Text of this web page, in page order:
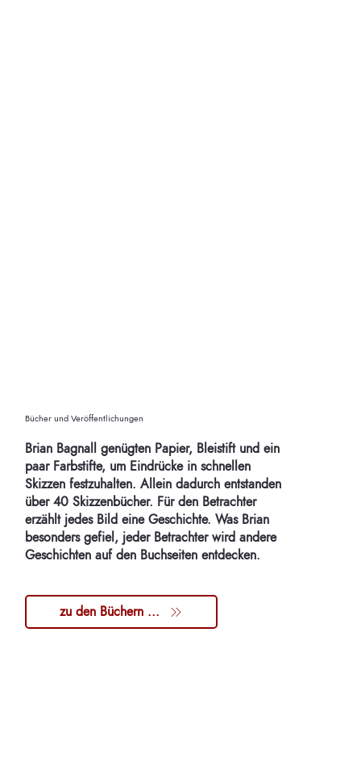
Bücher und Veröffentlichungen
Brian Bagnall genügten Papier, Bleistift und ein
paar Farbstifte, um Eindrücke in schnellen
Skizzen festzuhalten. Allein dadurch entstanden
über 40 Skizzenbücher. Für den Betrachter
erzählt jedes Bild eine Geschichte. Was Brian
besonders gefiel, jeder Betrachter wird andere
Geschichten auf den Buchseiten entdecken.
zu den Büchern ...